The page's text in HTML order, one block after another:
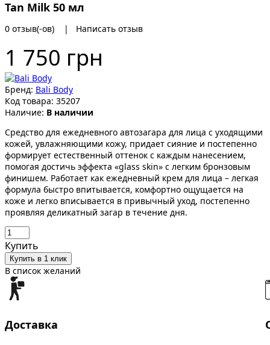
Tan Milk 50 мл
0 отзыв(-ов) | Написать отзыв
1 750 грн
Бренд: Bali Body
Код товара: 35207
Наличие: В наличии
Средство для ежедневного автозагара для лица с уходящими
кожей, увлажняющими кожу, придает сияние и постепенно
формирует естественный оттенок с каждым нанесением,
помогая достичь эффекта «glass skin» с легким бронзовым
финишем. Работает как ежедневный крем для лица – легкая
формула быстро впитывается, комфортно ощущается на
коже и легко вписывается в привычный уход, постепенно
проявляя деликатный загар в течение дня.
Купить
Купить в 1 клик
В список желаний
Доставка